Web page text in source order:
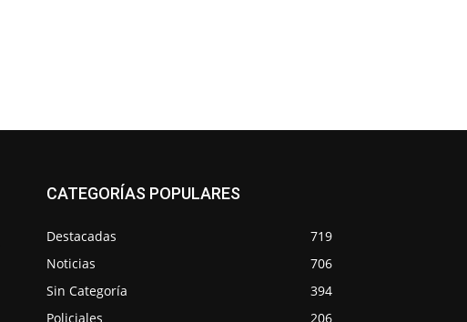
CATEGORÍAS POPULARES
Destacadas
719
Noticias
706
Sin Categoría
394
Policiales
206